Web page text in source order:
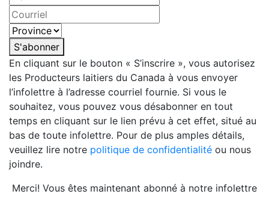
S'abonner
En cliquant sur le bouton « S’inscrire », vous autorisez
les Producteurs laitiers du Canada à vous envoyer
l’infolettre à l’adresse courriel fournie. Si vous le
souhaitez, vous pouvez vous désabonner en tout
temps en cliquant sur le lien prévu à cet effet, situé au
bas de toute infolettre. Pour de plus amples détails,
veuillez lire notre politique de confidentialité ou nous
joindre.
Merci! Vous êtes maintenant abonné à notre infolettre